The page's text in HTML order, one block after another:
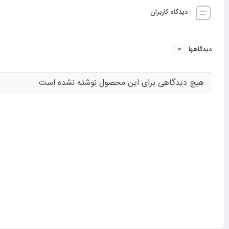
دیدگاه کاربران
دیدگاهها 0
هیچ دیدگاهی برای این محصول نوشته نشده است.